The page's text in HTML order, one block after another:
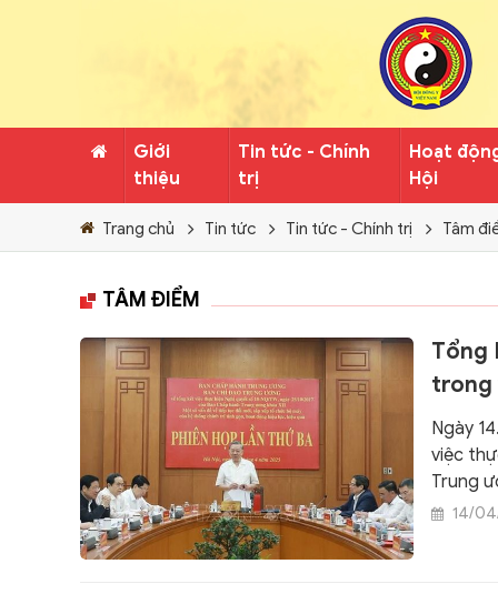
Giới
thiệu
Tin tức - Chính
trị
Hoạt
Hội
Trang chủ Tin tức Tin tức - Chính trị Tâm
TÂM ĐIỂM
Tổng
trong
Ngày
việc
Trung
chức
14/